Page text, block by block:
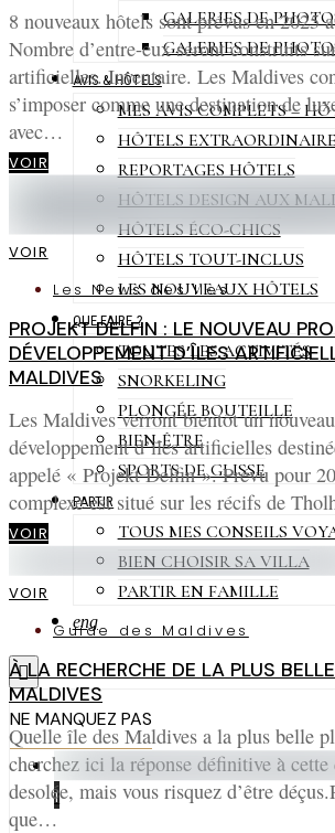
GALERIES DE
GALERIES DE
AVIS & HÔTELS
MES AVIS COMPLETS –
HÔTELS
REPORTAGES HÔTELS
HÔTELS DESIGN AUX
HÔTELS ÉCO-CHICS
HÔTELS TOUT-INCLUS
LES NOUVEAUX HÔTELS
QUE FAIRE ?
TOUTES LES ACTIVITÉS
SNORKELING
PLONGÉE BOUTEILLE
BIEN-ÊTRE
SPORTS DE GLISSE
PARTIR
TOUS MES CONSEILS
BIEN CHOISIR SA VILLA
PARTIR EN FAMILLE
eng
NE MANQUEZ PAS
1
8 nouveaux hôtels sont prévus en 2025
Nombre d’entre-eux seront construits
artificielles. Inventaire. Les Maldives
s’imposer comme une destination de
avec…
VOIR
VOIR
Les News des Iles
PROJEKT DELFIN : LE NOUVEAU
DÉVELOPPEMENT D’ÎLES
MALDIVES
Les Maldives verront bientôt un
développement d’îles artificielles
appelé « Projekt Delfin ». Prévu pour
complexe est situé sur les récifs de
VOIR
VOIR
Guide des Maldives
À LA RECHERCHE DE LA PLUS
MALDIVES
Quelle île des Maldives a la plus belle
cherchez ici la réponse définitive à
desolée, mais vous risquez d’être
que…